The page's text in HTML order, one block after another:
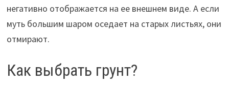
негативно отображается на ее внешнем виде. А если
муть большим шаром оседает на старых листьях, они
отмирают.
Как выбрать грунт?